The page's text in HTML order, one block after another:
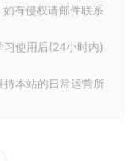
有侵权请邮件联系
习使用后(24小时内)
本站的日常运营所